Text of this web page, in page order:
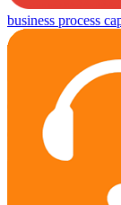
business process